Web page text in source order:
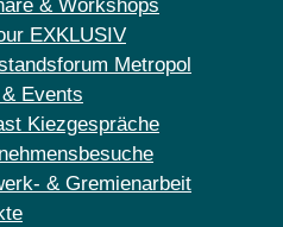
& Workshops
EXKLUSIV
Metropol
Events
Kiezgespräche
& Gremienarbeit